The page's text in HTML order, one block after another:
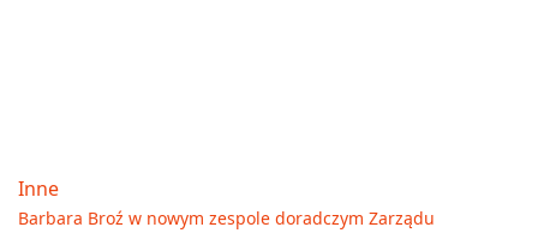
Inne
Barbara Broź w nowym zespole doradczym Zarządu